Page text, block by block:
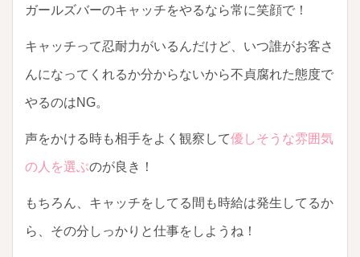
ガールズバーのキャッチをやるなら常に笑顔で！
キャッチって忍耐力がいるんだけど、いつ誰がお客さ
んになってくれるか分からないから不貞腐れた態度で
やるのはNG。
声をかける時も相手をよく観察して優しそうな雰囲気
の人を選ぶのが良き！
もちろん、キャッチをしてる間も時給は発生してるか
ら、その分しっかりと仕事をしようね！